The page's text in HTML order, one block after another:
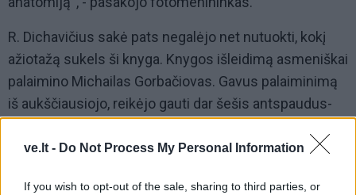
ve.lt - Do Not Process My Personal Information
If you wish to opt-out of the sale, sharing to third parties, or
R. Dichavičius sakė pats negalėjo net nutuokti, kokį
ažiotažą sukels ši knyga. Knygos išleidimą asmeniškai
palaimino Michailas Gorbačiovas. Gavus palaiminimą
iš aukščiausiojo, reikėjo gauti dar šešis antspaudus-
daugiatūkstantiniu tiražu, penkiomis kalbomis. Nors